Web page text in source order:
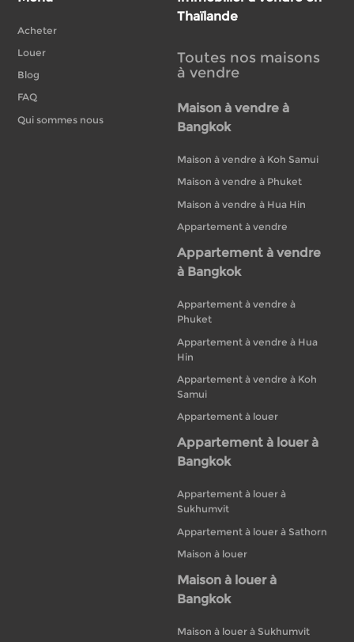
Acheter
Louer
Blog
FAQ
Qui sommes nous
Thaïlande
Toutes nos maisons
à vendre
Maison à vendre à
Bangkok
Maison à vendre à Koh Samui
Maison à vendre à Phuket
Maison à vendre à Hua Hin
Appartement à vendre
Appartement à vendre
à Bangkok
Appartement à vendre à
Phuket
Appartement à vendre à Hua
Hin
Appartement à vendre à Koh
Samui
Appartement à louer
Appartement à louer à
Bangkok
Appartement à louer à
Sukhumvit
Appartement à louer à Sathorn
Maison à louer
Maison à louer à
Bangkok
Maison à louer à Sukhumvit